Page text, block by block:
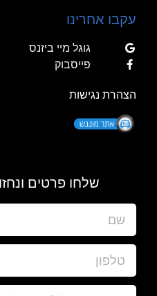
עקבו אחרינו
גוגל מיי ביזנס
פייסבוק
הצהרת נגישות
שלחו פרטים